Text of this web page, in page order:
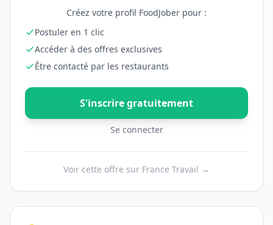
Créez votre profil FoodJober pour :
Postuler en 1 clic
Accéder à des offres exclusives
Être contacté par les restaurants
S'inscrire gratuitement
Se connecter
Voir cette offre sur France Travail →